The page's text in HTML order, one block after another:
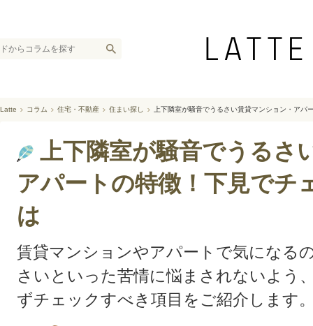
Latte コラム 住宅・不動産 住まい探し 上下隣室が騒音でうるさい賃貸マンション・ア
上下隣室が騒音でうるさ
アパートの特徴！下見でチ
は
賃貸マンションやアパートで気になる
さいといった苦情に悩まされないよう
ずチェックすべき項目をご紹介します